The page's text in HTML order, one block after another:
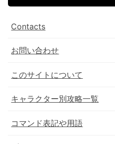
Contacts
お問い合わせ
このサイトについて
キャラクター別攻略一覧
コマンド表記や用語